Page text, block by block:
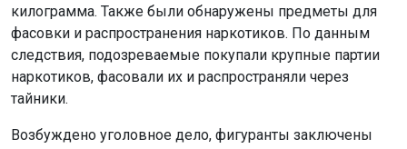
килограмма. Также были обнаружены предметы для
фасовки и распространения наркотиков. По данным
следствия, подозреваемые покупали крупные партии
наркотиков, фасовали их и распространяли через
тайники.
Возбуждено уголовное дело, фигуранты заключены